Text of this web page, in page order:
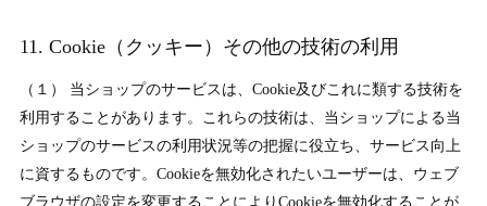
11. Cookie（クッキー）その他の技術の利用
（１） 当ショップのサービスは、Cookie及びこれに類する技術を
利用することがあります。これらの技術は、当ショップによる当
ショップのサービスの利用状況等の把握に役立ち、サービス向上
に資するものです。Cookieを無効化されたいユーザーは、ウェブ
ブラウザの設定を変更することによりCookieを無効化することが